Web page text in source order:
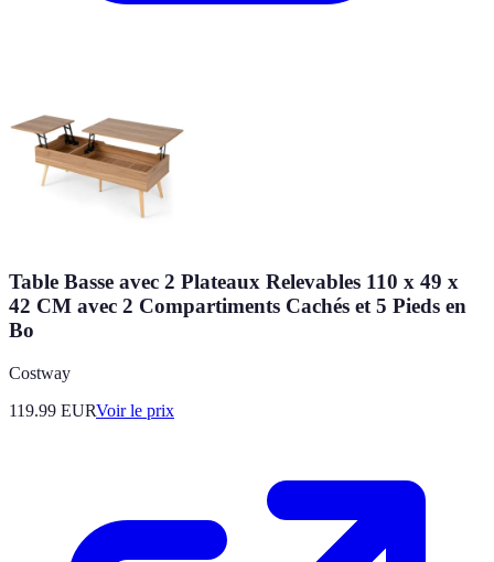
Table Basse avec 2 Plateaux Relevables 110 x 49 x
42 CM avec 2 Compartiments Cachés et 5 Pieds en
Bo
Costway
119.99 EURVoir le prix